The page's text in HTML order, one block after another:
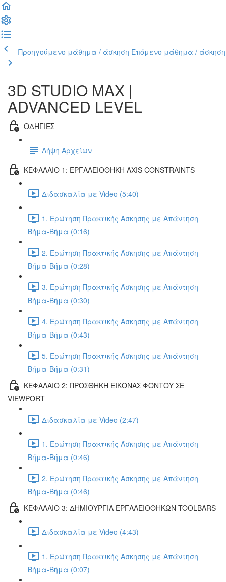
Προηγούμενο μάθημα / άσκηση Επόμενο μάθημα / άσκηση
3D STUDIO MAX |
ADVANCED LEVEL
ΟΔΗΓΙΕΣ
Λήψη Αρχείων
ΚΕΦΑΛΑΙΟ 1: ΕΡΓΑΛΕΙΟΘΗΚΗ AXIS CONSTRAINTS
Διδασκαλία με Video (5:40)
1. Ερώτηση Πρακτικής Άσκησης με Απάντηση
Βήμα-Βήμα (0:16)
2. Ερώτηση Πρακτικής Άσκησης με Απάντηση
Βήμα-Βήμα (0:28)
3. Ερώτηση Πρακτικής Άσκησης με Απάντηση
Βήμα-Βήμα (0:30)
4. Ερώτηση Πρακτικής Άσκησης με Απάντηση
Βήμα-Βήμα (0:43)
5. Ερώτηση Πρακτικής Άσκησης με Απάντηση
Βήμα-Βήμα (0:31)
ΚΕΦΑΛΑΙΟ 2: ΠΡΟΣΘΗΚΗ ΕΙΚΟΝΑΣ ΦΟΝΤΟΥ ΣΕ
VIEWPORT
Διδασκαλία με Video (2:47)
1. Ερώτηση Πρακτικής Άσκησης με Απάντηση
Βήμα-Βήμα (0:46)
2. Ερώτηση Πρακτικής Άσκησης με Απάντηση
Βήμα-Βήμα (0:46)
ΚΕΦΑΛΑΙΟ 3: ΔΗΜΙΟΥΡΓΙΑ ΕΡΓΑΛΕΙΟΘΗΚΩΝ TOOLBARS
Διδασκαλία με Video (4:43)
1. Ερώτηση Πρακτικής Άσκησης με Απάντηση
Βήμα-Βήμα (0:07)